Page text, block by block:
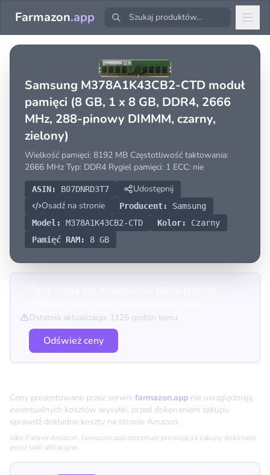
Farmazon.app
Samsung M378A1K43CB2-CTD moduł
pamięci (8 GB, 1 x 8 GB, DDR4, 2666
MHz, 288-pinowy DIMMM, czarny,
zielony)
Wielkość pamięci: 8192 MB Częstotliwość taktowania:
2666 MHz Typ: DDR4 Rygiel pamięci: 1 ECC: nie
ASIN: B07DNRD3T7
Udostępnij
Osadź na stronie
Producent:
Samsung
Model:
M378A1K43CB2-CTD Kolor:
Czarny
Pamięć RAM:
8 GB
Ostatnia aktualizacja: 1125 godzin temu
Odśwież ceny
Ceny prezentowane przez serwis farmazon.app nie uwzględniają
ewentualnych kosztów wysyłki, przed dokonaniem zakupu
sprawdź dokładne koszty na stronie Amazon.
Jako Partner Amazon, farmazon.app otrzymuje prowizję za zakupy dokonane
przez linki afiliacyjne.